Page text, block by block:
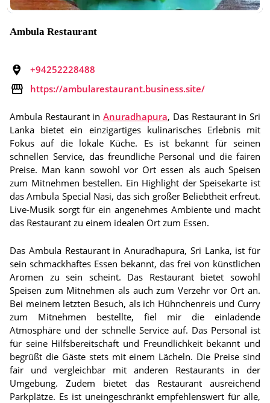
Ambula Restaurant
+94252228488
https://ambularestaurant.business.site/
Ambula Restaurant inAnuradhapura, Das Restaurant in Sri
Lanka bietet ein einzigartiges kulinarisches Erlebnis mit
Fokus auf die lokale Küche. Es ist bekannt für seinen
schnellen Service, das freundliche Personal und die fairen
Preise. Man kann sowohl vor Ort essen als auch Speisen
zum Mitnehmen bestellen. Ein Highlight der Speisekarte ist
das Ambula Special Nasi, das sich großer Beliebtheit erfreut.
Live-Musik sorgt für ein angenehmes Ambiente und macht
das Restaurant zu einem idealen Ort zum Essen.
Das Ambula Restaurant in Anuradhapura, Sri Lanka, ist für
sein schmackhaftes Essen bekannt, das frei von künstlichen
Aromen zu sein scheint. Das Restaurant bietet sowohl
Speisen zum Mitnehmen als auch zum Verzehr vor Ort an.
Bei meinem letzten Besuch, als ich Hühnchenreis und Curry
zum Mitnehmen bestellte, fiel mir die einladende
Atmosphäre und der schnelle Service auf. Das Personal ist
für seine Hilfsbereitschaft und Freundlichkeit bekannt und
begrüßt die Gäste stets mit einem Lächeln. Die Preise sind
fair und vergleichbar mit anderen Restaurants in der
Umgebung. Zudem bietet das Restaurant ausreichend
Parkplätze. Es ist uneingeschränkt empfehlenswert für alle,